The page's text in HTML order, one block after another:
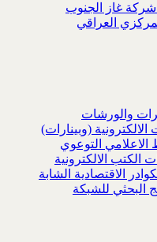
شركة غاز الجنوب
العراقي
والورشات
الالكترونية (وبينارات)
الاعلامي التوعوي
الكتب الالكترونية
الاقتصادية الشابة
البحثي للشبكة